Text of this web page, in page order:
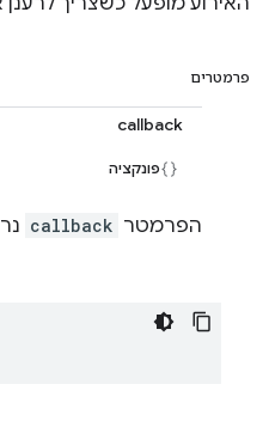
פרמטרים
callback
פונקציה
הפרמטר callback